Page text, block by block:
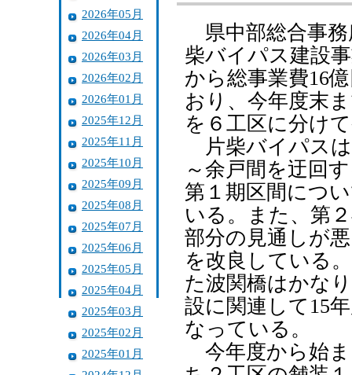
2026年05月
2026年04月
2026年03月
2026年02月
2026年01月
2025年12月
2025年11月
2025年10月
2025年09月
2025年08月
2025年07月
2025年06月
2025年05月
2025年04月
2025年03月
2025年02月
2025年01月
県中部総合事務
柴バイパス建設
から総事業費16
おり、今年度末
を６工区に分け
片柴バイパスは
～余戸間を迂回
第１期区間につ
いる。また、第
部分の見通しが
を改良している
た波関橋はかな
設に関連して15
なっている。
今年度から始ま